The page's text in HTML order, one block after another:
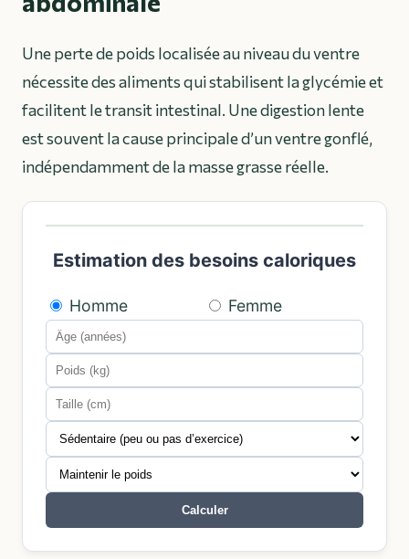
Une perte de poids localisée au niveau du ventre
nécessite des aliments qui stabilisent la glycémie et
facilitent le transit intestinal. Une digestion lente
est souvent la cause principale d’un ventre gonflé,
indépendamment de la masse grasse réelle.
Estimation des besoins caloriques
Homme Femme
Calculer